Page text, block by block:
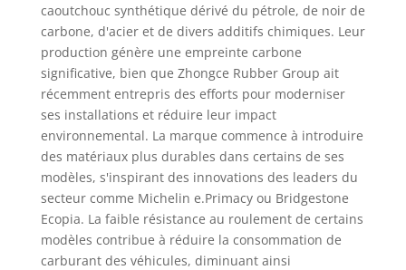
caoutchouc synthétique dérivé du pétrole, de noir de
carbone, d'acier et de divers additifs chimiques. Leur
production génère une empreinte carbone
significative, bien que Zhongce Rubber Group ait
récemment entrepris des efforts pour moderniser
ses installations et réduire leur impact
environnemental. La marque commence à introduire
des matériaux plus durables dans certains de ses
modèles, s'inspirant des innovations des leaders du
secteur comme Michelin e.Primacy ou Bridgestone
Ecopia. La faible résistance au roulement de certains
modèles contribue à réduire la consommation de
carburant des véhicules, diminuant ainsi